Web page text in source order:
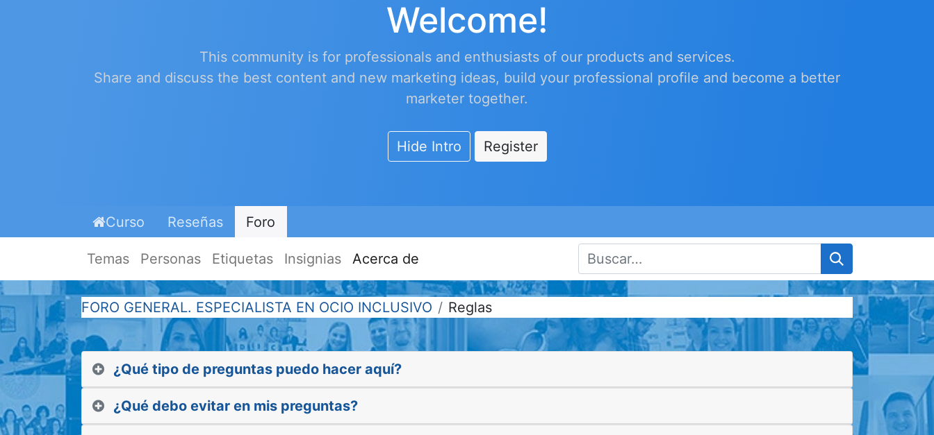
Welcome!
This community is for professionals and enthusiasts of our products and services.
Share and discuss the best content and new marketing ideas, build your professional profile and become a better
marketer together.
Hide Intro Register
Curso Reseñas Foro
Temas Personas Etiquetas Insignias Acerca de
FORO GENERAL. ESPECIALISTA EN OCIO INCLUSIVO Reglas
¿Qué tipo de preguntas puedo hacer aquí?
¿Qué debo evitar en mis preguntas?